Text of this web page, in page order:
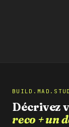
Décrivez
reco + un